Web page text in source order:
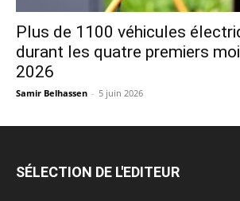
Plus de 1100 véhicules
durant les quatre premiers
2026
Samir Belhassen - 5 juin 2026
SÉLECTION DE L'EDITEUR